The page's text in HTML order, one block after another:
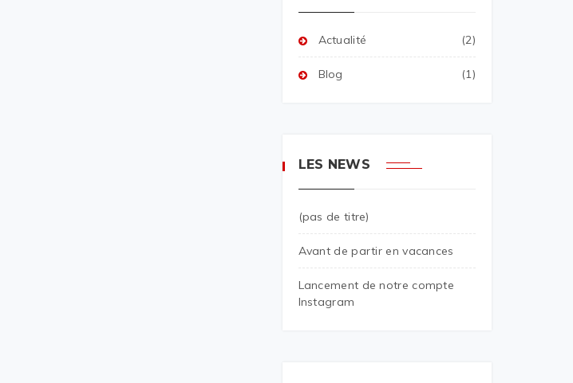
Actualité (2)
Blog (1)
LES NEWS
(pas de titre)
Avant de partir en vacances
Lancement de notre compte
Instagram